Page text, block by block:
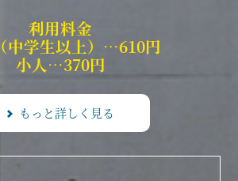
利用料金
中学生以上）…610円
小人…370円
もっと詳しく見る